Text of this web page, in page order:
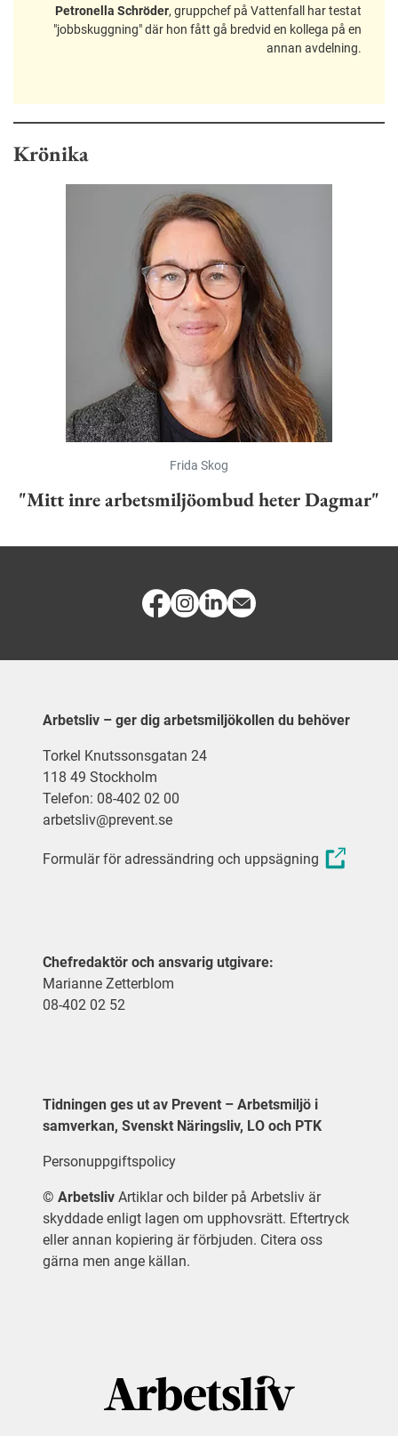
Petronella Schröder, gruppchef på Vattenfall har testat
"jobbskuggning" där hon fått gå bredvid en kollega på en
annan avdelning.
Krönika
Frida Skog
"Mitt inre arbetsmiljöombud heter Dagmar"
Arbetsliv – ger dig arbetsmiljökollen du behöver
Torkel Knutssonsgatan 24
118 49 Stockholm
Telefon: 08-402 02 00
arbetsliv@prevent.se
Formulär för adressändring och uppsägning
Chefredaktör och ansvarig utgivare:
Marianne Zetterblom
08-402 02 52
Tidningen ges ut av Prevent – Arbetsmiljö i
samverkan, Svenskt Näringsliv, LO och PTK
Personuppgiftspolicy
© Arbetsliv Artiklar och bilder på Arbetsliv är
skyddade enligt lagen om upphovsrätt. Eftertryck
eller annan kopiering är förbjuden. Citera oss
gärna men ange källan.